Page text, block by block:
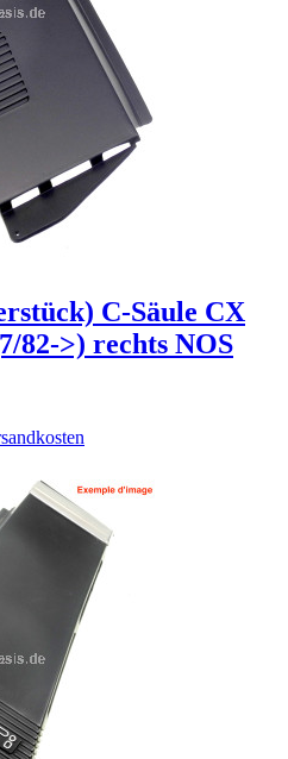
C-Säule CX
82->) rechts NOS